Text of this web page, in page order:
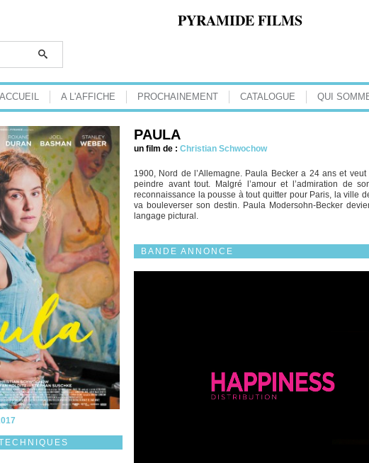
PYRAMIDE FILMS
ACCUEIL A L'AFFICHE PROCHAINEMENT CATALOGUE QUI
PAULA
un film de : Christian Schwochow
1900, Nord de l’Allemagne. Paula Becker a 24 ans et
peindre avant tout. Malgré l’amour et l’admiration de
reconnaissance la pousse à tout quitter pour Paris, la ville
va bouleverser son destin. Paula Modersohn-Becker
langage pictural.
BANDE ANNONCE